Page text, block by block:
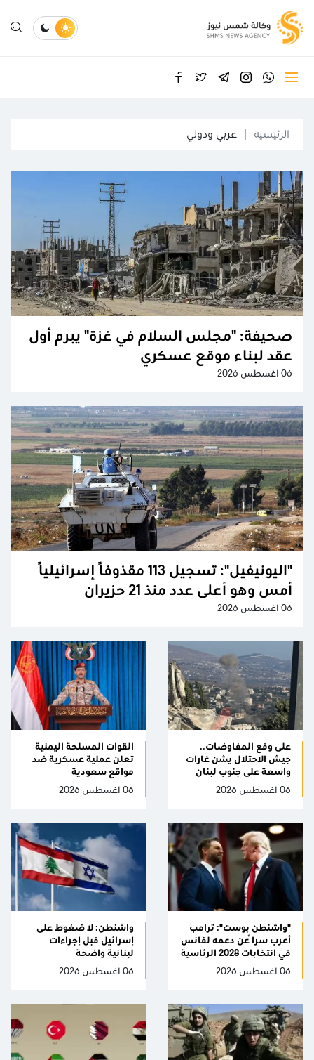
الرئيسية عربي ودولي
صحيفة: "مجلس السلام في غزة" يبرم أول
عقد لبناء موقع عسكري
06 اغسطس 2026
"اليونيفيل": تسجيل 113 مقذوفًا إسرائيليًا
أمس وهو أعلى عدد منذ 21 حزيران
06 اغسطس 2026
على وقع المفاوضات..
جيش الاحتلال يشن غارات
واسعة على جنوب لبنان
06 اغسطس 2026
القوات المسلحة اليمنية
تعلن عملية عسكرية ضد
مواقع سعودية
06 اغسطس 2026
"واشنطن بوست": ترامب
أعرب سراً عن دعمه لفانس
في انتخابات 2028 الرئاسية
06 اغسطس 2026
واشنطن: لا ضغوط على
إسرائيل قبل إجراءات
لبنانية واضحة
06 اغسطس 2026